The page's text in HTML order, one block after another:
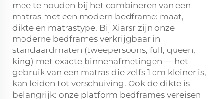
mee te houden bij het combineren van een
matras met een modern bedframe: maat,
dikte en matrastype. Bij Xiarsr zijn onze
moderne bedframes verkrijgbaar in
standaardmaten (tweepersoons, full, queen,
king) met exacte binnenafmetingen — het
gebruik van een matras die zelfs 1 cm kleiner is,
kan leiden tot verschuiving. Ook de dikte is
belangrijk: onze platform bedframes vereisen